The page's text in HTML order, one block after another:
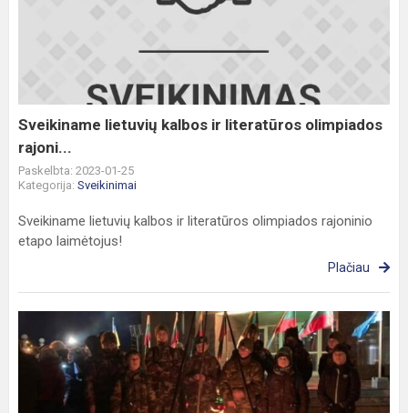
Sveikiname lietuvių kalbos ir literatūros olimpiados
rajoni...
Paskelbta: 2023-01-25
Kategorija: Sveikinimai
Sveikiname lietuvių kalbos ir literatūros olimpiados rajoninio
etapo laimėtojus!
Plačiau
mini
Laisvės